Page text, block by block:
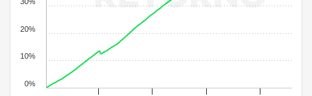
0%
10%
20%
30%